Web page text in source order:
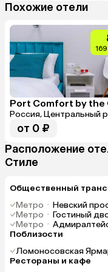
Похожие отели
169
Россия, Центральный
от 0 ₽
Расположение
Стиле
Общественный
Метро · Невский
Метро · Гостиный
Метро ·
Поблизости
Ломоносовская
Рестораны и кафе